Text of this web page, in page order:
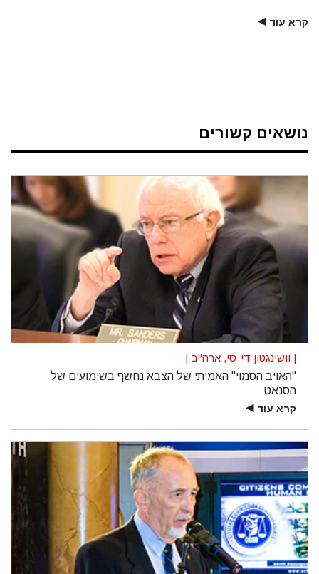
קרא עוד ▶
נושאים קשורים
| וושינגטון די-סי, ארה"ב |
"האויב הסמוי" האמיתי של הצבא נחשף בשימועים של
הסנאט
קרא עוד ▶